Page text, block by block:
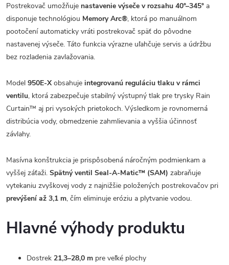
Postrekovač umožňuje nastavenie výseče v rozsahu 40°–345° a
disponuje technológiou Memory Arc®, ktorá po manuálnom
pootočení automaticky vráti postrekovač späť do pôvodne
nastavenej výseče. Táto funkcia výrazne uľahčuje servis a údržbu
bez rozladenia zavlažovania.
Model 950E-Xobsahuje integrovanú reguláciu tlaku v rámci
ventilu, ktorá zabezpečuje stabilný výstupný tlak pre trysky Rain
Curtain™ aj pri vysokých prietokoch. Výsledkom je rovnomerná
distribúcia vody, obmedzenie zahmlievania a vyššia účinnosť
závlahy.
Masívna konštrukcia je prispôsobená náročným podmienkam a
vyššej záťaži. Spätný ventil Seal-A-Matic™ (SAM) zabraňuje
vytekaniu zvyškovej vody z najnižšie položených postrekovačov pri
prevýšení až 3,1 m, čím eliminuje eróziu a plytvanie vodou.
Hlavné výhody produktu
Dostrek 21,3–28,0 m pre veľké plochy